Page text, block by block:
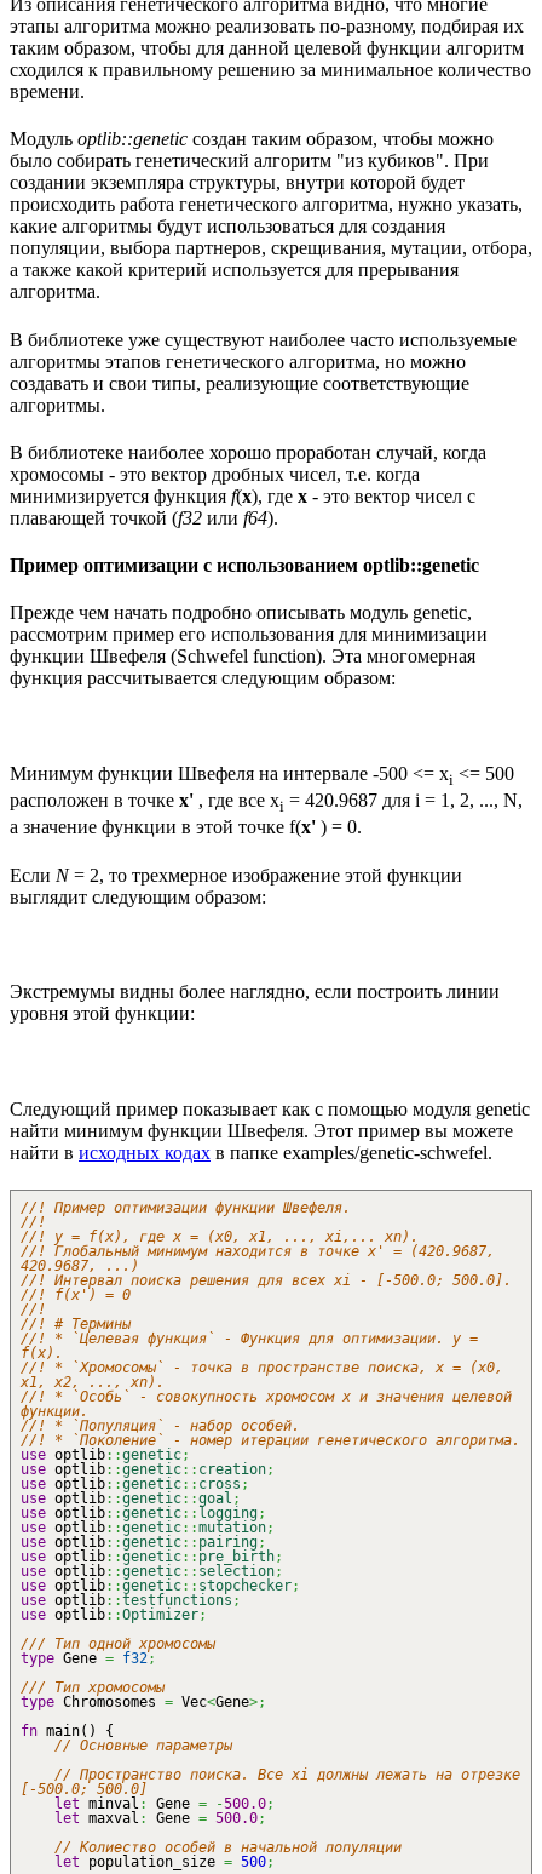
Из описания генетического алгоритма видно, что многие
этапы алгоритма можно реализовать по-разному, подбирая их
таким образом, чтобы для данной целевой функции алгоритм
сходился к правильному решению за минимальное количество
времени.
Модуль optlib::genetic создан таким образом, чтобы можно
было собирать генетический алгоритм "из кубиков". При
создании экземпляра структуры, внутри которой будет
происходить работа генетического алгоритма, нужно указать,
какие алгоритмы будут использоваться для создания
популяции, выбора партнеров, скрещивания, мутации, отбора,
а также какой критерий используется для прерывания
алгоритма.
В библиотеке уже существуют наиболее часто используемые
алгоритмы этапов генетического алгоритма, но можно
создавать и свои типы, реализующие соответствующие
алгоритмы.
В библиотеке наиболее хорошо проработан случай, когда
хромосомы - это вектор дробных чисел, т.е. когда
минимизируется функция f(x), где x - это вектор чисел с
плавающей точкой (f32 или f64).
Пример оптимизации с использованием optlib::genetic
Прежде чем начать подробно описывать модуль genetic,
рассмотрим пример его использования для минимизации
функции Швефеля (Schwefel function). Эта многомерная
функция рассчитывается следующим образом:
Минимум функции Швефеля на интервале -500 <= xi <= 500
расположен в точке x' , где все xi = 420.9687 для i = 1, 2, ..., N,
а значение функции в этой точке f(x' ) = 0.
Если N= 2, то трехмерное изображение этой функции
выглядит следующим образом:
Экстремумы видны более наглядно, если построить линии
уровня этой функции:
Следующий пример показывает как с помощью модуля genetic
найти минимум функции Швефеля. Этот пример вы можете
найти в исходных кодах в папке examples/genetic-schwefel.
//! Пример оптимизации функции Швефеля.
//!
//! y = f(x), где x = (x0, x1, ..., xi,... xn).
//! Глобальный минимум находится в точке x' = (420.9687,
420.9687, ...)
//! Интервал поиска решения для всех xi - [-500.0; 500.0].
//! f(x') = 0
//!
//! # Термины
//! * `Целевая функция` - Функция для оптимизации. y =
f(x).
//! * `Хромосомы` - точка в пространстве поиска, x = (x0,
x1, x2, ..., xn).
//! * `Особь` - совокупность хромосом x и значения целевой
функции.
//! * `Популяция` - набор особей.
//! * `Поколение` - номер итерации генетического алгоритма.
use optlib::genetic;
use optlib::genetic:: creation;
use optlib::genetic:: cross ;
use optlib::genetic::goal ;
use optlib::genetic:: logging;
use optlib::genetic::mutation;
use optlib::genetic:: pairing;
use optlib::genetic:: pre_birth;
use optlib::genetic:: selection;
use optlib::genetic:: stopchecker;
use optlib::testfunctions ;
use optlib::Optimizer;
/// Тип одной хромосомы
type Gene = f32;
/// Тип хромосомы
type Chromosomes = Vec<Gene>;
fn main( )
{
// Основные параметры
// Пространство поиска. Все xi должны лежать на отрезке
[-500.0; 500.0]
let minval : Gene = -500.0;
let maxval : Gene = 500.0;
// Колиество особей в начальной популяции
let population_size = 500;